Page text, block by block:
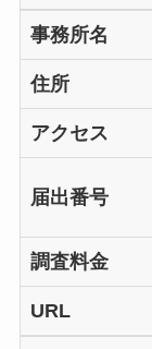
事務所名
住所
アクセス
届出番号
調査料金
URL